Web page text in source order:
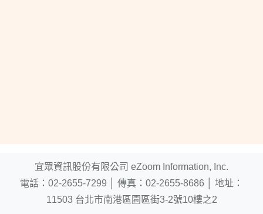
宜眾資訊股份有限公司 eZoom Information, Inc.
電話： 02-2655-7299 傳真：02-2655-8686
地址：
11503 台北市南港區園區街3-2號10樓之2